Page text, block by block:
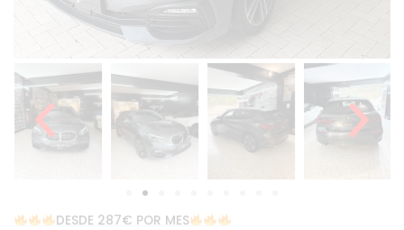
DESDE 287€ POR MES